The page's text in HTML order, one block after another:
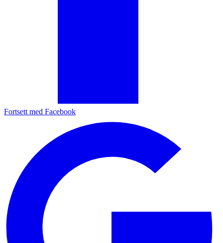
Fortsett med Facebook